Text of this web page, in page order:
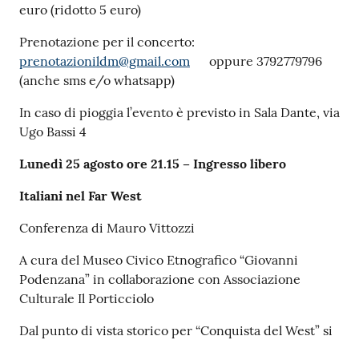
euro (ridotto 5 euro)
Prenotazione per il concerto:
prenotazionildm@gmail.com
oppure 3792779796
(anche sms e/o whatsapp)
In caso di pioggia l’evento è previsto in Sala Dante, via
Ugo Bassi 4
Lunedì 25 agosto ore 21.15 – Ingresso libero
Italiani nel Far West
Conferenza di Mauro Vittozzi
A cura del Museo Civico Etnografico “Giovanni
Podenzana” in collaborazione con Associazione
Culturale Il Porticciolo
Dal punto di vista storico per “Conquista del West” si